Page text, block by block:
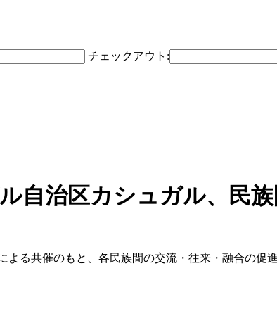
チェックアウト:
自治区カシュガル、民
よる共催のもと、各民族間の交流・往来・融合の